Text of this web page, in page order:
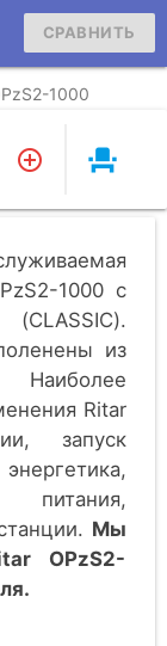
СРАВНИТЬ
1000
event_seat
1000 c
из
Ritar
запуск
питания,
Мы
OPzS2-